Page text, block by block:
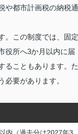
や都市計画税の納税通
。この制度では、固定
役所へ3か月以内に届
ることもあります。た
要があります。